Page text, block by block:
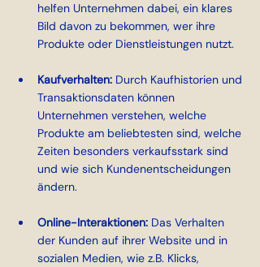
helfen Unternehmen dabei, ein klares
Bild davon zu bekommen, wer ihre
Produkte oder Dienstleistungen nutzt.
Kaufverhalten: Durch Kaufhistorien und
Transaktionsdaten können
Unternehmen verstehen, welche
Produkte am beliebtesten sind, welche
Zeiten besonders verkaufsstark sind
und wie sich Kundenentscheidungen
ändern.
Online-Interaktionen: Das Verhalten
der Kunden auf ihrer Website und in
sozialen Medien, wie z.B. Klicks,